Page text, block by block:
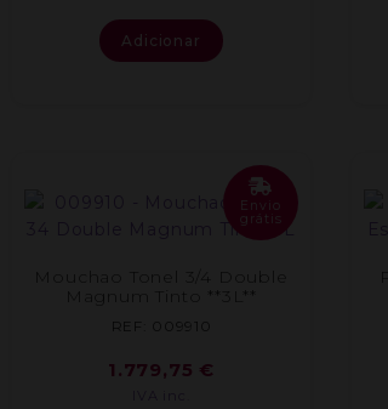
Adicionar
Mouchao Tonel 3/4 Double
Magnum Tinto **3L**
REF: 009910
1.779,75 €
Envio
grátis